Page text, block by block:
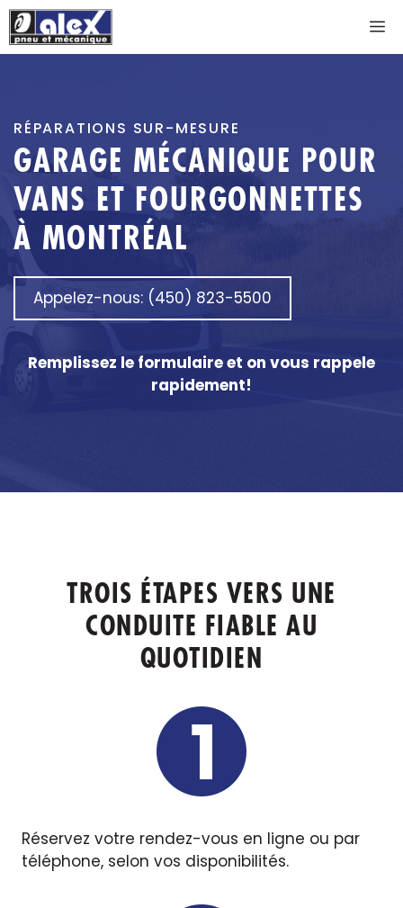
Aller
au
contenu
RÉPARATIONS SUR-MESURE
GARAGE MÉCANIQUE POUR
VANS ET FOURGONNETTES
À MONTRÉAL
Appelez-nous: (450) 823-5500
Remplissez le formulaire et on vous rappele
rapidement!
TROIS ÉTAPES VERS UNE
CONDUITE FIABLE AU
QUOTIDIEN
Réservez votre rendez-vous en ligne ou par
téléphone, selon vos disponibilités.